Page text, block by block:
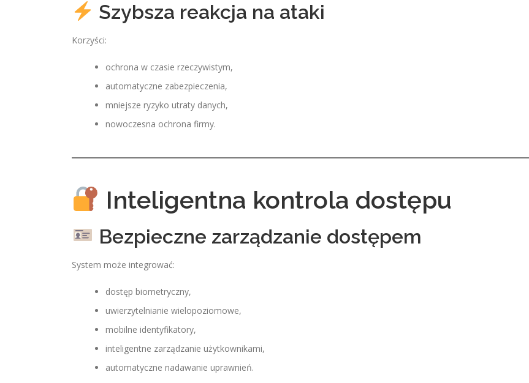
Szybsza reakcja na ataki
Korzyści:
ochrona w czasie rzeczywistym,
automatyczne zabezpieczenia,
mniejsze ryzyko utraty danych,
nowoczesna ochrona firmy.
Inteligentna kontrola dostępu
Bezpieczne zarządzanie dostępem
System może integrować:
dostęp biometryczny,
uwierzytelnianie wielopoziomowe,
mobilne identyfikatory,
inteligentne zarządzanie użytkownikami,
automatyczne nadawanie uprawnień.